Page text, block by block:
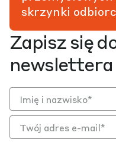
Zapisz się
newslettera
skrzynki